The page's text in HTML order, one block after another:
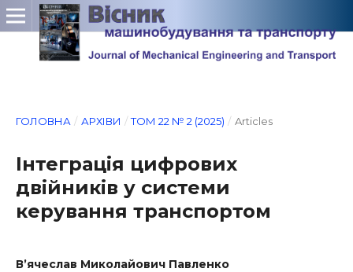
ГОЛОВНА / АРХІВИ / ТОМ 22 № 2 (2025) / Articles
Інтеграція цифрових
двійників у системи
керування транспортом
В’ячеслав Миколайович Павленко